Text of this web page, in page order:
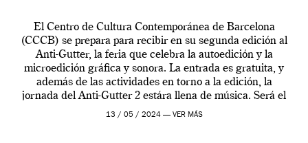
El Centro de Cultura Contemporánea de Barcelona
(CCCB) se prepara para recibir en su segunda edición al
Anti-Gutter, la feria que celebra la autoedición y la
microedición gráfica y sonora. La entrada es gratuita, y
además de las actividades en torno a la edición, la
jornada del Anti-Gutter 2 estára llena de música. Será el
[…]
13 / 05 / 2024 — VER MÁS